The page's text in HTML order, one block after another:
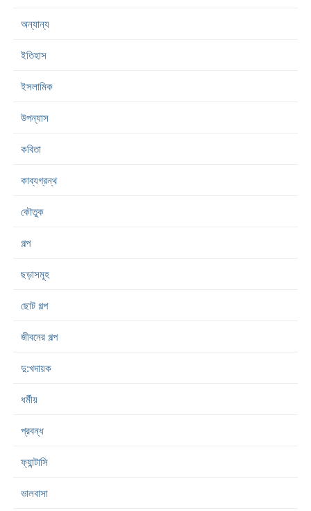
অন্যান্য
ইতিহাস
ইসলামিক
উপন্যাস
কবিতা
কাব্যগ্রন্থ
কৌতুক
গল্প
ছড়াসমূহ
ছোট গল্প
জীবনের গল্প
দু:খদায়ক
ধর্মীয়
প্রবন্ধ
ফ্যান্টাসি
ভালবাসা